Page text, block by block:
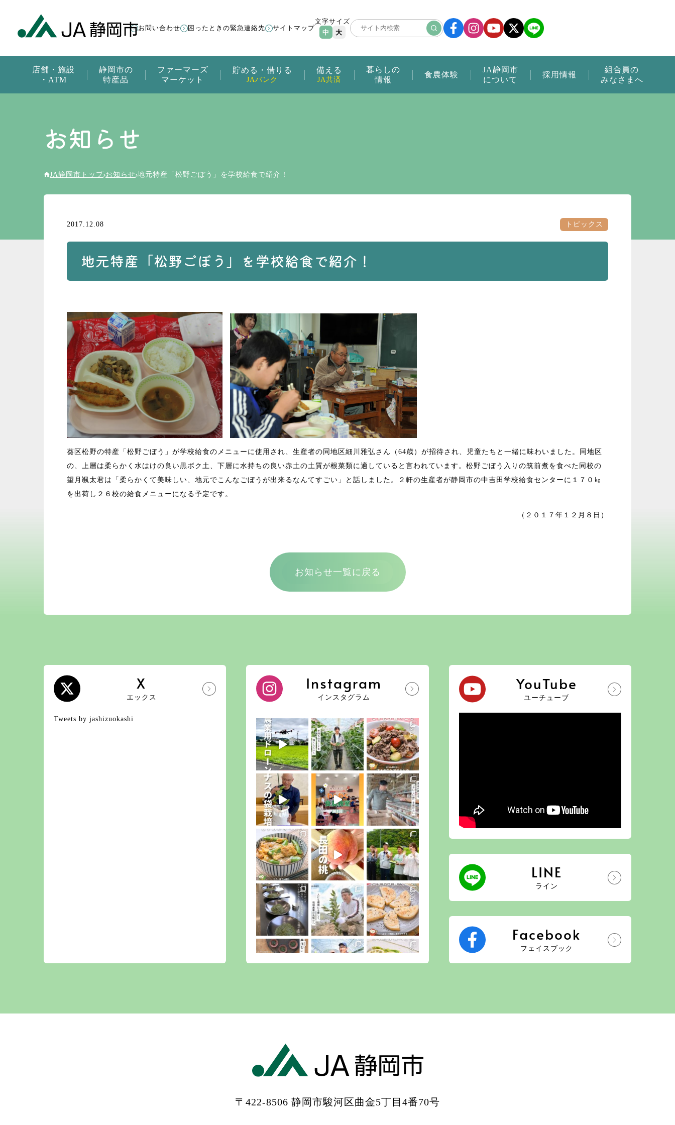
店舗・施設
・ATM
静岡市の
特産品
ファーマーズ
マーケット
貯める・借りる
JAバンク
備える
JA共済
暮らしの
情報
食農体験
JA静岡市
について
採用情報
組合員の
みなさまへ
お問い合わせ 困ったときの緊急連絡先 サイトマップ
文字サイズ
中
大
お知らせ
JA静岡市トップ お知らせ 地元特産「松野ごぼう」を学校給食で紹介！
2017.12.08 トピックス
地元特産「松野ごぼう」を学校給食で紹介！
葵区松野の特産「松野ごぼう」が学校給食のメニューに使用され、生産者の同地区細川雅弘さん（64歳）が招待され、児童たちと一緒に味わいました。同地区
の、上層は柔らかく水はけの良い黒ボク土、下層に水持ちの良い赤土の土質が根菜類に適していると言われています。松野ごぼう入りの筑前煮を食べた同校の
望月颯太君は「柔らかくて美味しい、地元でこんなごぼうが出来るなんてすごい」と話しました。２軒の生産者が静岡市の中吉田学校給食センターに１７０㎏
を出荷し２６校の給食メニューになる予定です。
（２０１７年１２月８日）
お知らせ一覧に戻る
X
エックス
Tweets by jashizuokashi
Instagram
インスタグラム
YouTube
ユーチューブ
LINE
ライン
Facebook
フェイスブック
〒422-8506 静岡市駿河区曲金5丁目4番70号